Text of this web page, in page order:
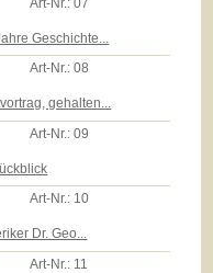
Art-Nr.:07
Geschichte...
Art-Nr.:08
gehalten...
Art-Nr.:09
Art-Nr.: 10
Dr. Geo...
Art-Nr.: 11